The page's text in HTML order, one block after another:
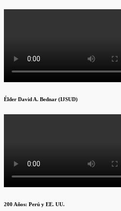
Élder David A. Bednar (IJSUD)
200 Años: Perú y EE. UU.